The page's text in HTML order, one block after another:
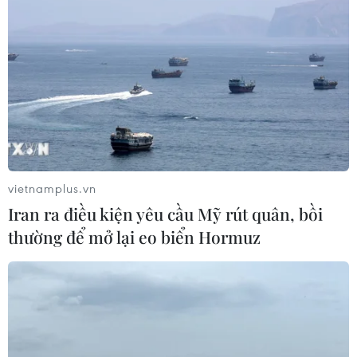
giúp bé gái phục hồi sau 10 năm
Việt Nam hướng tới làm
chủ 10 công nghệ lõi vào năm 2030
06/08/2026 04:38
Việt Nam và Lào thúc đẩy hợp tác
05/08/2026 23:43
vietnamplus.vn
Iran ra điều kiện yêu cầu Mỹ rút quân, bồi
thường để mở lại eo biển Hormuz